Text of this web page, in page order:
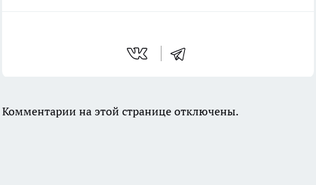
Комментарии на этой странице отключены.